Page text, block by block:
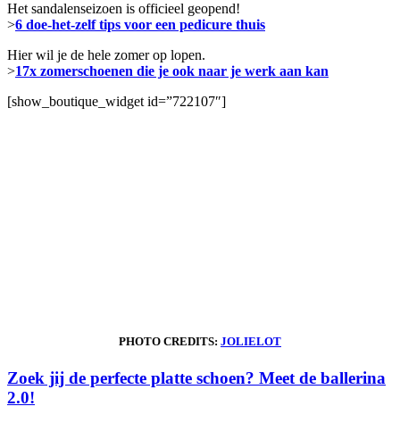
Het sandalenseizoen is officieel geopend!
>6 doe-het-zelf tips voor een pedicure thuis
Hier wil je de hele zomer op lopen.
>17x zomerschoenen die je ook naar je werk aan kan
[show_boutique_widget id=”722107″]
PHOTO CREDITS: JOLIELOT
Zoek jij de perfecte platte schoen? Meet de ballerina
2.0!